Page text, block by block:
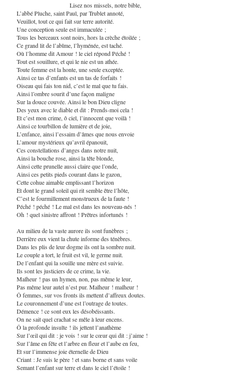
Lisez nos missels, notre bible,
L’abbé Pluche, saint Paul, par Trublet annoté,
Veuillot, tout ce qui fait sur terre autorité.
Une conception seule est immaculée ;
Tous les berceaux sont noirs, hors la crèche étoilée ;
Ce grand lit de l’abîme, l’hyménée, est taché.
Où l’homme dit Amour ! le ciel répond Péché !
Tout est souillure, et qui le nie est un athée.
Toute femme est la honte, une seule exceptée.
Ainsi ce tas d’enfants est un tas de forfaits !
Oiseau qui fais ton nid, c’est le mal que tu fais.
Ainsi l’ombre sourit d’une façon maligne
Sur la douce couvée. Ainsi le bon Dieu cligne
Des yeux avec le diable et dit : Prends-moi cela !
Et c’est mon crime, ô ciel, l’innocent que voilà !
Ainsi ce tourbillon de lumière et de joie,
L’enfance, ainsi l’essaim d’âmes que nous envoie
L’amour mystérieux qu’avril épanouit,
Ces constellations d’anges dans notre nuit,
Ainsi la bouche rose, ainsi la tête blonde,
Ainsi cette prunelle aussi claire que l’onde,
Ainsi ces petits pieds courant dans le gazon,
Cette cohue aimable emplissant l’horizon
Et dont le grand soleil qui rit semble être l’hôte,
C’est le fourmillement monstrueux de la faute !
Péché ! péché ! Le mal est dans les nouveau-nés !
Oh ! quel sinistre affront ! Prêtres infortunés !
Au milieu de la vaste aurore ils sont funèbres ;
Derrière eux vient la chute informe des ténèbres.
Dans les plis de leur dogme ils ont la sombre nuit.
Le couple a tort, le fruit est vil, le germe nuit.
De l’enfant qui la souille une mère est suivie.
Ils sont les justiciers de ce crime, la vie.
Malheur ! pas un hymen, non, pas même le leur,
Pas même leur autel n’est pur. Malheur ! malheur !
Ô femmes, sur vos fronts ils mettent d’affreux doutes.
Le couronnement d’une est l’outrage de toutes.
Démence ! ce sont eux les désobéissants.
On ne sait quel crachat se mêle à leur encens.
Ô la profonde insulte ! ils jettent l’anathème
Sur l’œil qui dit : je vois ! sur le cœur qui dit : j’aime !
Sur l’âme en fête et l’arbre en fleur et l’aube en feu,
Et sur l’immense joie éternelle de Dieu
Criant : Je suis le père ! et sans borne et sans voile
Semant l’enfant sur terre et dans le ciel l’étoile !